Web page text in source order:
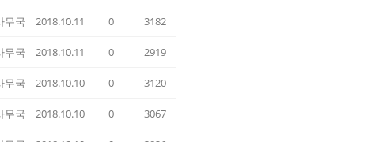
무국 2018.10.11 0 3182
무국 2018.10.11 0 2919
무국 2018.10.10 0 3120
무국 2018.10.10 0 3067